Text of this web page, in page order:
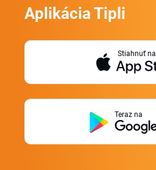
Aplikácia Tipli
Stiahnuť na
Teraz na